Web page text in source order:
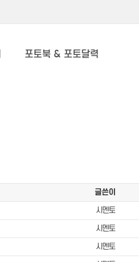
포토북 & 포토달력
글쓴이
시멘토
시멘토
시멘토